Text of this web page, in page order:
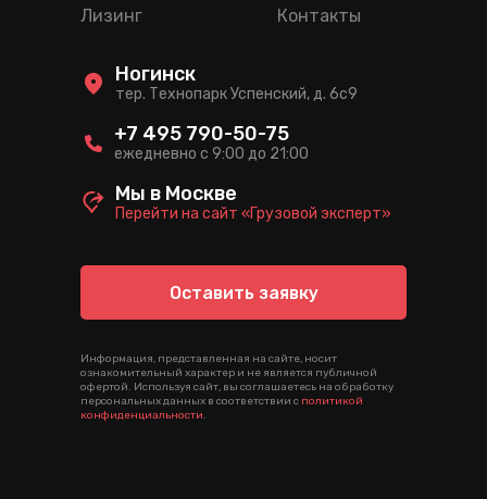
Лизинг
Контакты
Оставить заявку
Информация, представленная на сайте, носит
ознакомительный характер и не является публичной
офертой. Используя сайт, вы соглашаетесь на обработку
персональных данных в соответствии с политикой
конфиденциальности.
тер. Технопарк Успенский, д. 6c9
Ногинск
ежедневно с 9:00 до 21:00
+7 495 790-50-75
Перейти на сайт «Грузовой эксперт»
Мы в Москве